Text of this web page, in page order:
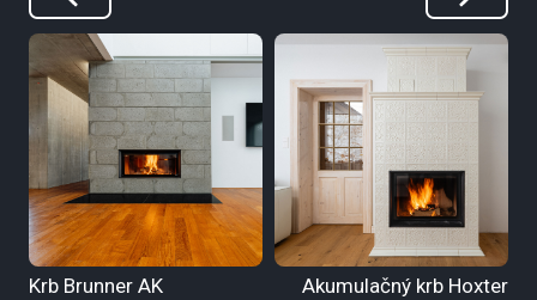
Krb Brunner AK
Akumulačný krb Hoxter